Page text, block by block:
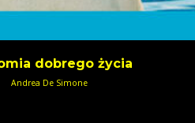
dobrego życia
Andrea De Simone